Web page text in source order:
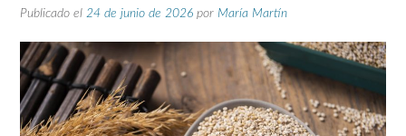
Publicado el 24 de junio de 2026 por María Martín